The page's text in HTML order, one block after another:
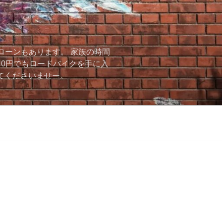
ーンもあります。 家族の時間
円でもロードバイクを手に入
くださいませー。